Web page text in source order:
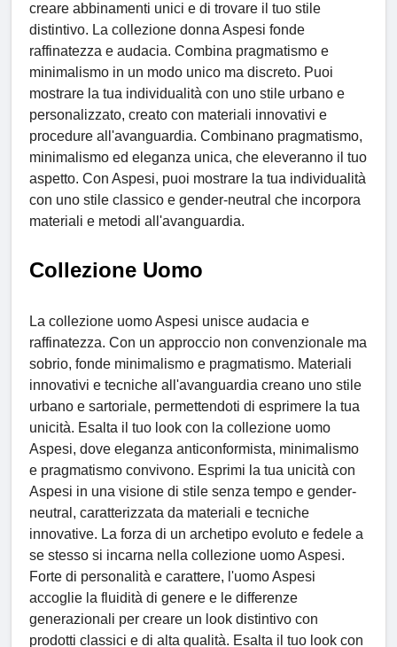
creare abbinamenti unici e di trovare il tuo stile
distintivo. La collezione donna Aspesi fonde
raffinatezza e audacia. Combina pragmatismo e
minimalismo in un modo unico ma discreto. Puoi
mostrare la tua individualità con uno stile urbano e
personalizzato, creato con materiali innovativi e
procedure all'avanguardia. Combinano pragmatismo,
minimalismo ed eleganza unica, che eleveranno il tuo
aspetto. Con Aspesi, puoi mostrare la tua individualità
con uno stile classico e gender-neutral che incorpora
materiali e metodi all'avanguardia.
Collezione Uomo
La collezione uomo Aspesi unisce audacia e
raffinatezza. Con un approccio non convenzionale ma
sobrio, fonde minimalismo e pragmatismo. Materiali
innovativi e tecniche all'avanguardia creano uno stile
urbano e sartoriale, permettendoti di esprimere la tua
unicità. Esalta il tuo look con la collezione uomo
Aspesi, dove eleganza anticonformista, minimalismo
e pragmatismo convivono. Esprimi la tua unicità con
Aspesi in una visione di stile senza tempo e gender-
neutral, caratterizzata da materiali e tecniche
innovative. La forza di un archetipo evoluto e fedele a
se stesso si incarna nella collezione uomo Aspesi.
Forte di personalità e carattere, l'uomo Aspesi
accoglie la fluidità di genere e le differenze
generazionali per creare un look distintivo con
prodotti classici e di alta qualità. Esalta il tuo look con